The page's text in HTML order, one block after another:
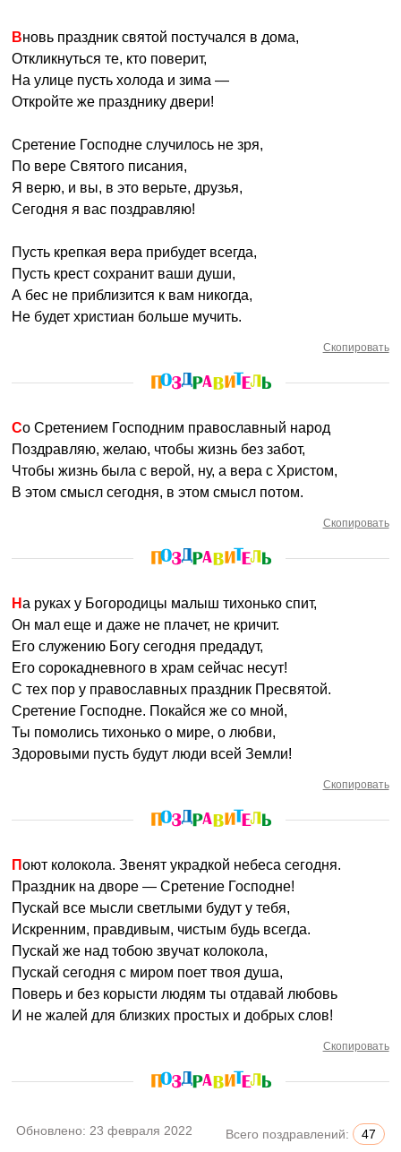
Вновь праздник святой постучался в дома,
Откликнуться те, кто поверит,
На улице пусть холода и зима —
Откройте же празднику двери!
Сретение Господне случилось не зря,
По вере Святого писания,
Я верю, и вы, в это верьте, друзья,
Сегодня я вас поздравляю!
Пусть крепкая вера прибудет всегда,
Пусть крест сохранит ваши души,
А бес не приблизится к вам никогда,
Не будет христиан больше мучить.
Скопировать
Со Сретением Господним православный народ
Поздравляю, желаю, чтобы жизнь без забот,
Чтобы жизнь была с верой, ну, а вера с Христом,
В этом смысл сегодня, в этом смысл потом.
Скопировать
На руках у Богородицы малыш тихонько спит,
Он мал еще и даже не плачет, не кричит.
Его служению Богу сегодня предадут,
Его сорокадневного в храм сейчас несут!
С тех пор у православных праздник Пресвятой.
Сретение Господне. Покайся же со мной,
Ты помолись тихонько о мире, о любви,
Здоровыми пусть будут люди всей Земли!
Скопировать
Поют колокола. Звенят украдкой небеса сегодня.
Праздник на дворе — Сретение Господне!
Пускай все мысли светлыми будут у тебя,
Искренним, правдивым, чистым будь всегда.
Пускай же над тобою звучат колокола,
Пускай сегодня с миром поет твоя душа,
Поверь и без корысти людям ты отдавай любовь
И не жалей для близких простых и добрых слов!
Скопировать
Обновлено: 23 февраля 2022 Всего поздравлений: 47